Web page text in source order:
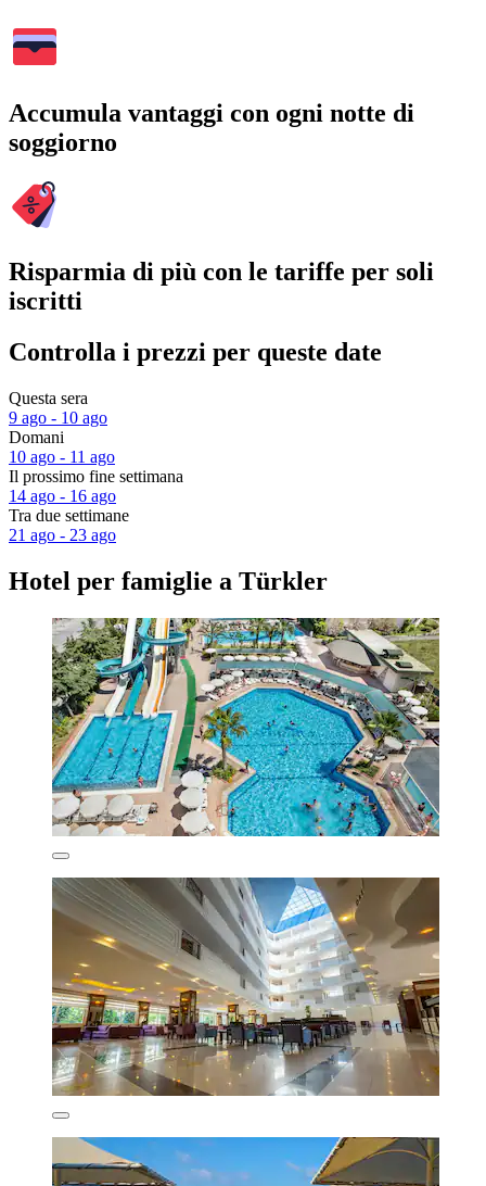
Accumula vantaggi con ogni notte di
soggiorno
Risparmia di più con le tariffe per soli
iscritti
Controlla i prezzi per queste date
Questa sera
9 ago - 10 ago
Domani
10 ago - 11 ago
Il prossimo fine settimana
14 ago - 16 ago
Tra due settimane
21 ago - 23 ago
Hotel per famiglie a Türkler